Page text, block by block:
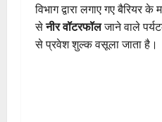
विभाग द्वारा लगाए गए बैरियर के
सेनीर वॉटरफॉलजाने वाले
से प्रवेश शुल्क वसूला जाता है।